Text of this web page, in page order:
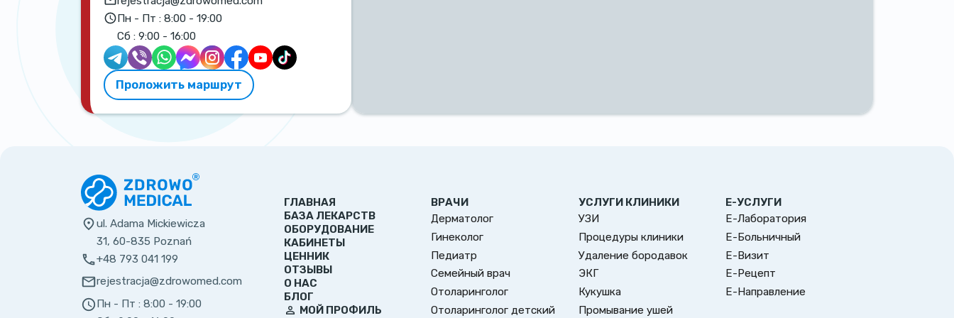
Пн - Пт :8:00 - 19:00
Сб :9:00 - 16:00
Проложить маршрут
ul. Adama Mickiewicza
31, 60-835 Poznań
+48 793 041 199
rejestracja@zdrowomed.com
Пн - Пт :8:00 - 19:00
ГЛАВНАЯ
БАЗА ЛЕКАРСТВ
ОБОРУДОВАНИЕ
КАБИНЕТЫ
ЦЕННИК
ОТЗЫВЫ
О НАС
БЛОГ
МОЙ ПРОФИЛЬ
ВРАЧИ
Дерматолог
Гинеколог
Педиатр
Семейный врач
Отоларинголог
Отоларинголог детский
УСЛУГИ КЛИНИКИ
УЗИ
Процедуры клиники
Удаление бородавок
ЭКГ
Кукушка
Промывание ушей
Е-УСЛУГИ
Е-Лаборатория
Е-Больничный
Е-Визит
Е-Рецепт
Е-Направление